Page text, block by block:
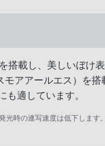
搭載し、美しいぼけ
モアアールエス）を
も適しています。
時の連写速度は低下します